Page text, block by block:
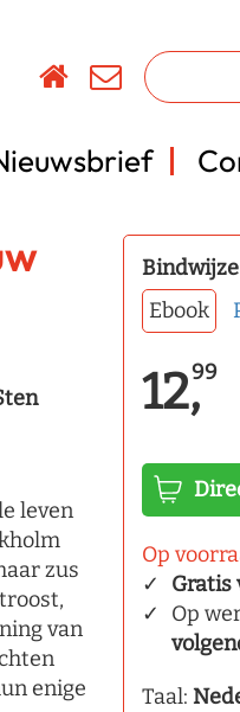
leven
zus
van
enige
Bindwijze
Ebook
12,99
Op
Gratis
Op
Taal: